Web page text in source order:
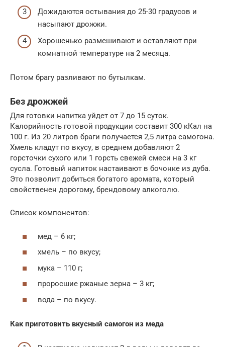
Дожидаются остывания до 25-30 градусов и
насыпают дрожжи.
Хорошенько размешивают и оставляют при
комнатной температуре на 2 месяца.
Потом брагу разливают по бутылкам.
Без дрожжей
Для готовки напитка уйдет от 7 до 15 суток.
Калорийность готовой продукции составит 300 кКал на
100 г. Из 20 литров браги получается 2,5 литра самогона.
Хмель кладут по вкусу, в среднем добавляют 2
горсточки сухого или 1 горсть свежей смеси на 3 кг
сусла. Готовый напиток настаивают в бочонке из дуба.
Это позволит добиться богатого аромата, который
свойственен дорогому, брендовому алкоголю.
Список компонентов:
мед – 6 кг;
хмель – по вкусу;
мука – 110 г;
проросшие ржаные зерна – 3 кг;
вода – по вкусу.
Как приготовить вкусный самогон из меда